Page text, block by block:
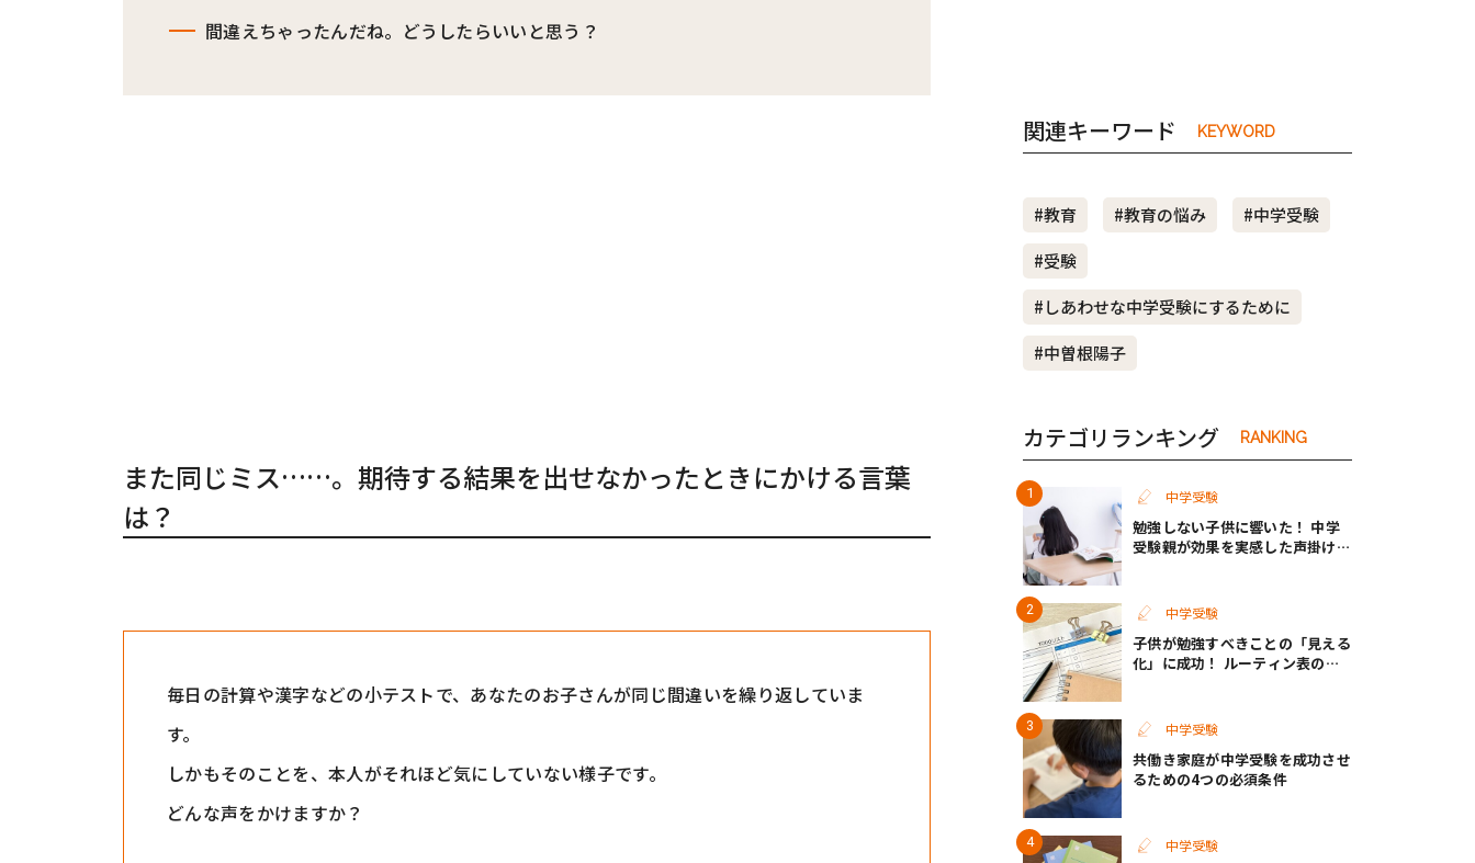
間違えちゃったんだね。どうしたらいいと思う？
また同じミス……。期待する結果を出せなかったときにかける言葉
は？
毎日の計算や漢字などの小テストで、あなたのお子さんが同じ間違いを繰り返していま
す。
しかもそのことを、本人がそれほど気にしていない様子です。
どんな声をかけますか？
関連キーワード KEYWORD
#教育 #教育の悩み
#中学受験
#受験
#しあわせな中学受験にするために
#中曽根陽子
カテゴリランキング RANKING
中学受験
勉強しない子供に響いた！ 中学
受験親が効果を実感した声掛けと
中学受験
子供が勉強すべきことの「見える
化」に成功！ ルーティン表の実
中学受験
共働き家庭が中学受験を成功させ
るための4つの必須条件
中学受験